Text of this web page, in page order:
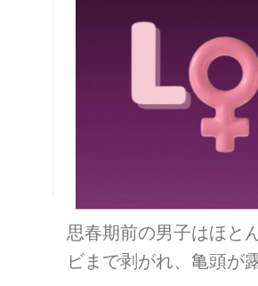
思春期前の男子はほと
ビまで剥がれ、亀頭が